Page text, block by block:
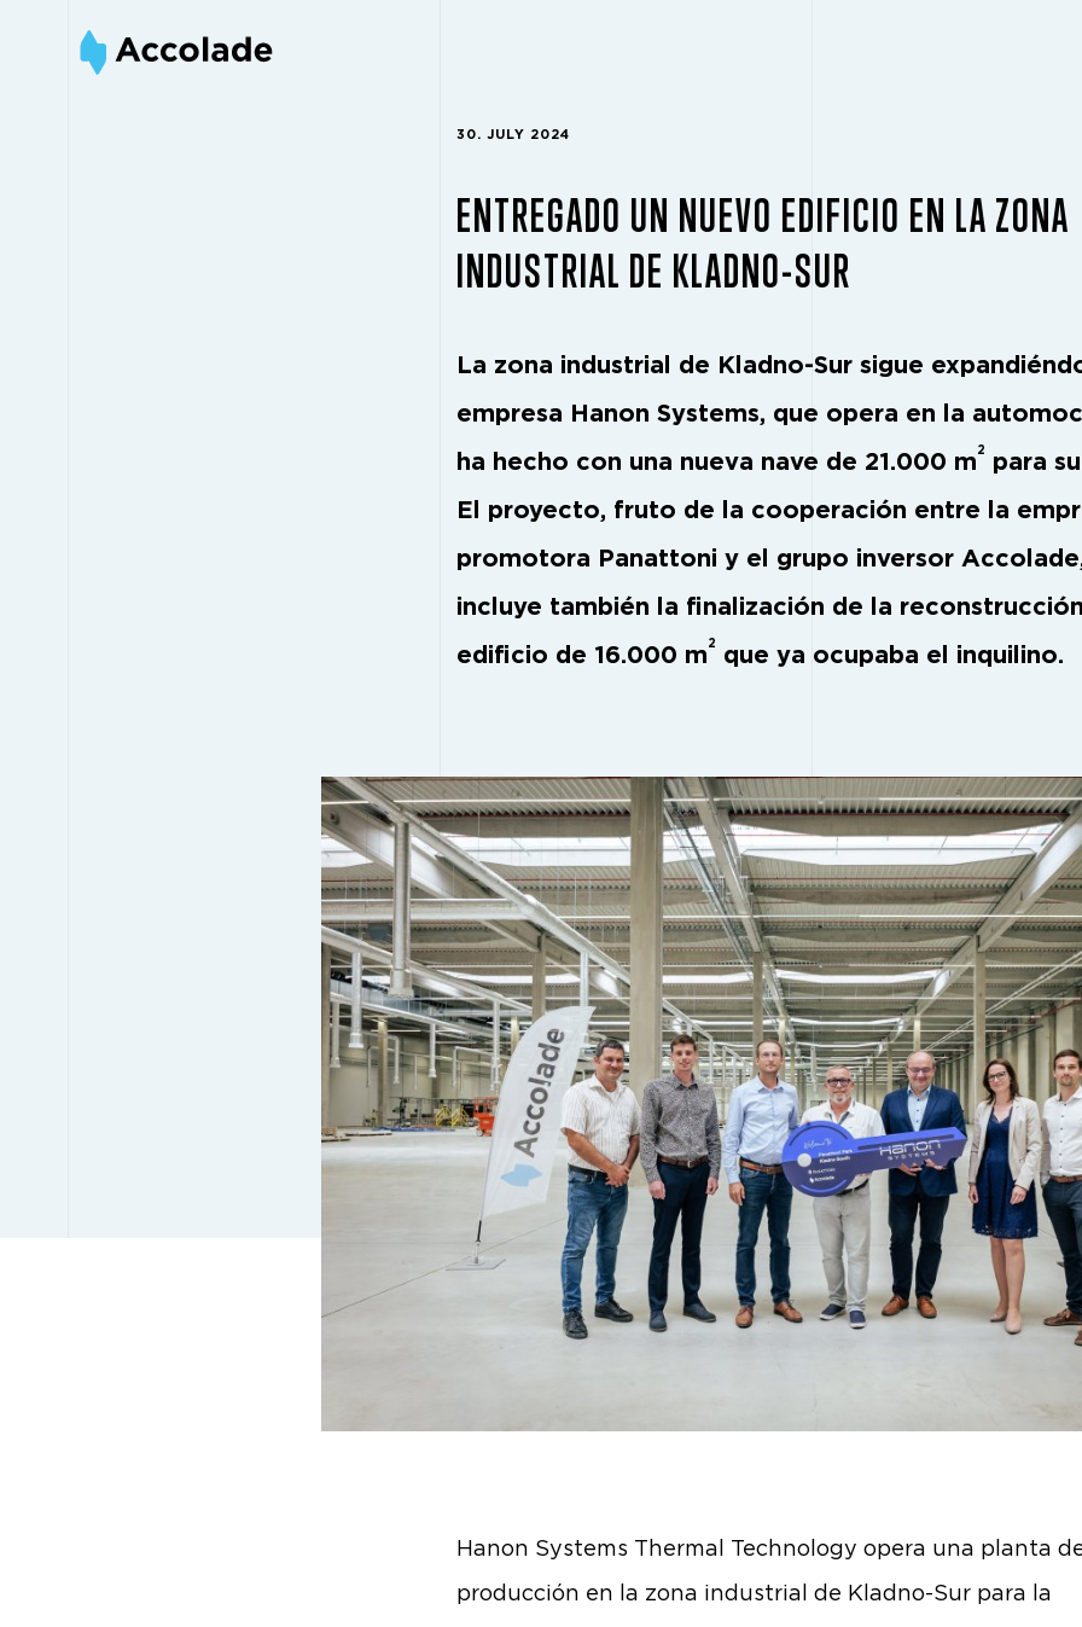
30. JULY 2024
ENTREGADO UN NUEVO EDIFICIO EN LA ZONA
INDUSTRIAL DE KLADNO-SUR
La zona industrial de Kladno-Sur sigue
empresa Hanon Systems, que opera en la
ha hecho con una nueva nave de 21.000 m 2
para
El proyecto, fruto de la cooperación entre la
promotora Panattoni y el grupo inversor
incluye también la finalización de la
edificio de 16.000 m 2 que ya ocupaba el inquilino.
Hanon Systems Thermal Technology opera una planta
producción en la zona industrial de Kladno-Sur para la